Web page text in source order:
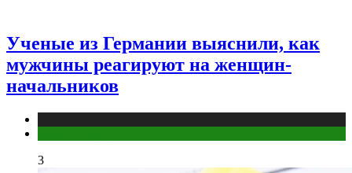
Ученые из Германии выяснили, как
мужчины реагируют на женщин-
начальников
3